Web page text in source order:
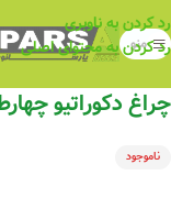
رد کردن به ناوبری
رد کردن به محتوای اصلی
منو
چراغ دکوراتیو
ناموجود